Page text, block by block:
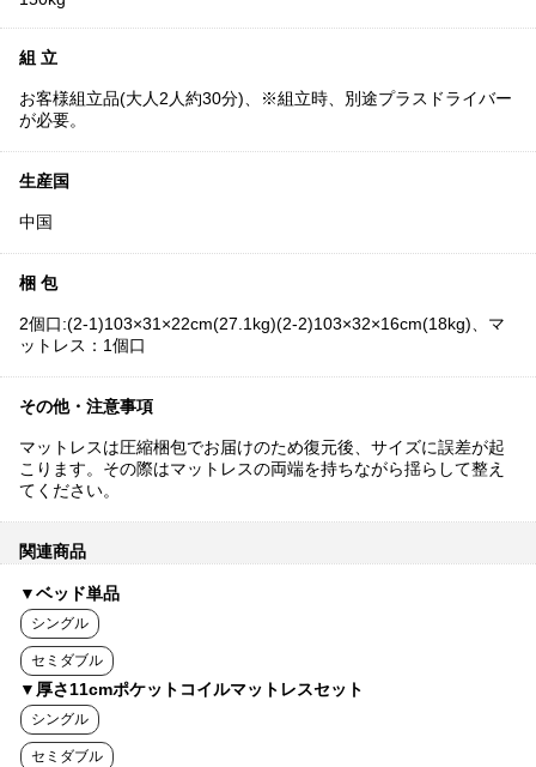
組 立
お客様組立品(大人2人約30分)、※組立時、別途プラスドライバー
が必要。
生産国
中国
梱 包
2個口:(2-1)103×31×22cm(27.1kg)(2-2)103×32×16cm(18kg)、マ
ットレス：1個口
その他・注意事項
マットレスは圧縮梱包でお届けのため復元後、サイズに誤差が起
こります。その際はマットレスの両端を持ちながら揺らして整え
てください。
関連商品
▼ベッド単品
シングル
セミダブル
▼厚さ11cmポケットコイルマットレスセット
シングル
セミダブル